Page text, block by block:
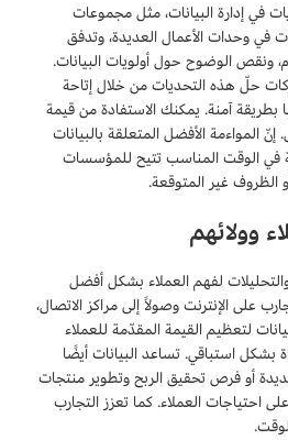
إدارة البيانات، مثل مجموعات
في وحدات الأعمال العديدة، وتدفق
ونقص الوضوح حول أولويات البيانات.
حلّ هذه التحديات من خلال إتاحة
بطريقة آمنة. يمكنك الاستفادة من قيمة
إنّ المواءمة الأفضل المتعلقة بالبيانات
في الوقت المناسب تتيح للمؤسسات
الظروف غير المتوقعة.
وولائهم
لفهم العملاء بشكل أفضل
على الإنترنت وصولاً إلى مراكز الاتصال،
لتعظيم القيمة المقدّمة للعملاء
بشكل استباقي. تساعد البيانات أيضًا
أو فرص تحقيق الربح وتطوير منتجات
احتياجات العملاء. كما تعزز التجارب